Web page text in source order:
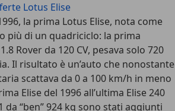
Lotus Elise
la prima Lotus Elise, nota come
più di un quadriciclo: la prima
1.8 Rover da 120 CV, pesava solo 720
Il risultato è un’auto che nonostante
scattava da 0 a 100 km/h in meno
Elise del 1996 all’ultima Elise 240
da “ben” 924 kg sono stati aggiunti